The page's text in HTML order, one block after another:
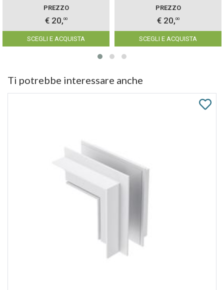
PREZZO
€ 20,00
SCEGLI E ACQUISTA
PREZZO
€ 20,00
SCEGLI E ACQUISTA
Ti potrebbe interessare anche